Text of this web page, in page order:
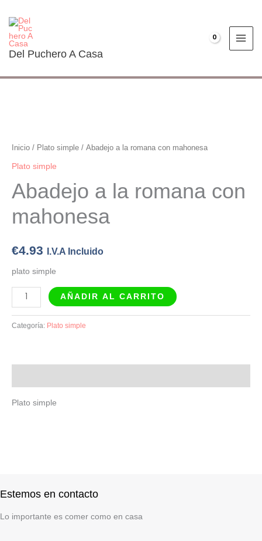
contenido
Del Puchero A Casa
Inicio / Plato simple / Abadejo a la romana con mahonesa
Plato simple
Abadejo a la romana con
mahonesa
€4.93 I.V.A Incluido
plato simple
la
romana
mahonesa
AÑADIR AL CARRITO
Categoría: Plato simple
Plato simple
Estemos en contacto
Lo importante es comer como en casa